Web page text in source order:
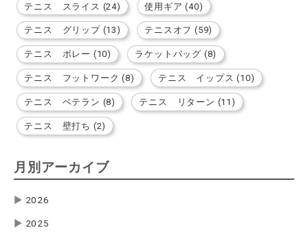
テニス スライス (24) 使用ギア (40)
テニス グリップ (13) テニスオフ (59)
テニス ボレー (10) ラケットバッグ (8)
テニス フットワーク (8) テニス イップス (10)
テニス ベテラン (8) テニス リターン (11)
テニス 壁打ち (2)
月別アーカイブ
▶ 2026
▶ 2025